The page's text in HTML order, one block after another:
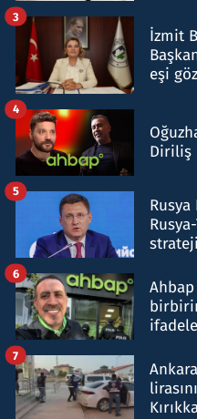
İzmit
eşi
3
Diriliş
4
Rusya
5
6
7